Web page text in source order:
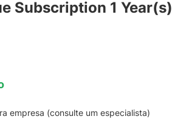
Subscription 1 Year(s)
empresa (consulte um especialista)